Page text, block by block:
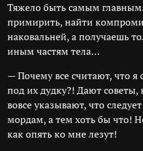
Тяжело быть самым
примирить, найти
наковальней, а получаешь
иным частям тела…
— Почему все считают, что я
под их дудку?! Дают советы,
вовсе указывают, что
мордам, а тем хоть бы что!
как опять ко мне лезут!